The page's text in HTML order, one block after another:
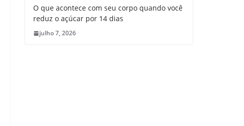
O que acontece com seu corpo quando você
reduz o açúcar por 14 dias
julho 7, 2026